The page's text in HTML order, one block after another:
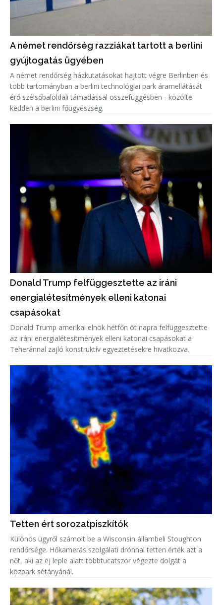
A német rendőrség razziákat tartott a berlini
gyújtogatás ügyében
A német rendőrség házkutatásokat hajtott végre Berlinben és
több tartományban a berlini technológiai park áramellátását
érő szélsőbaloldali támadással összefüggésben - közölte
kedden a berlini főügyészség.
Donald Trump felfüggesztette az iráni
energialétesítmények elleni katonai
csapásokat
Donald Trump amerikai elnök hétfőn öt napra felfüggesztette
az iráni energialétesítmények elleni katonai csapásokat a
Teheránnal zajló konstruktív egyeztetésekre hivatkozva.
Tetten ért sorozatpiszkítók
Különös ügyről számolt be a Wisconsin állambeli Stoughton
rendőrsége. Hőkamerás szolgálati drónnal tetten érték azt a
nőt, aki az éj leple alatt többtucatszor végezte dolgát a
közpark sétányánál.